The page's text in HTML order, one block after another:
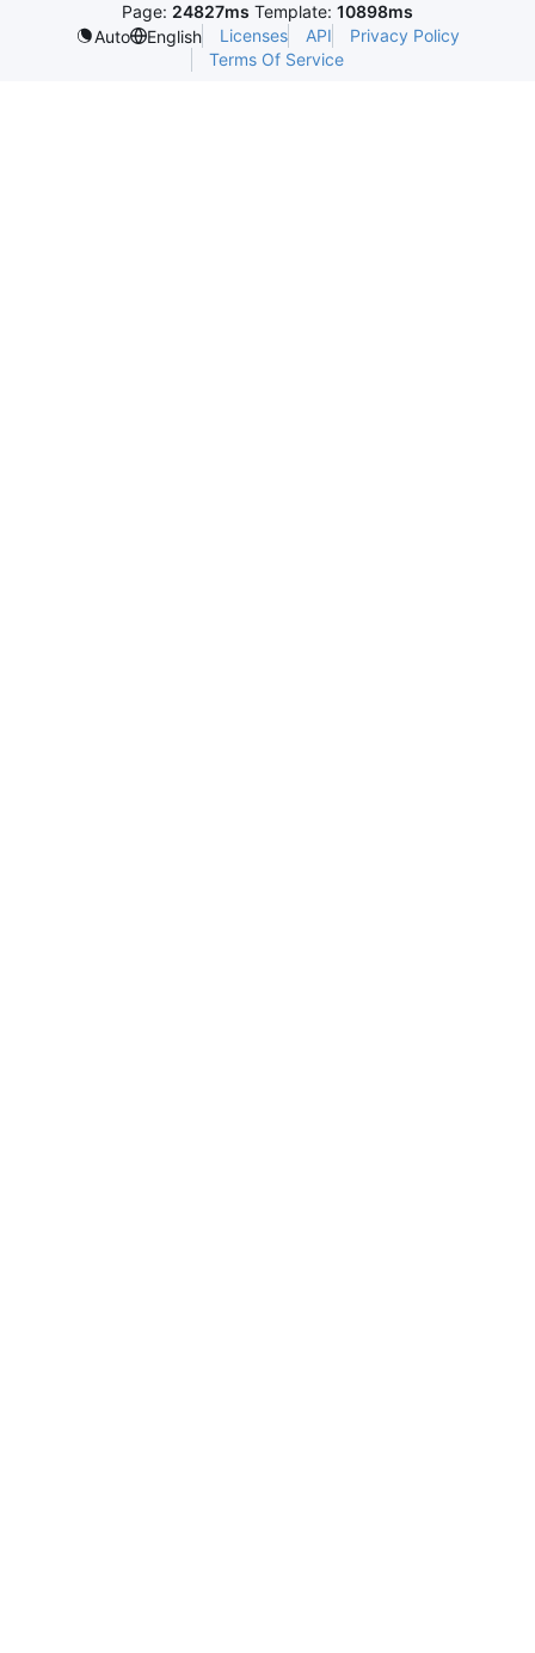
Page: 24827ms Template: 10898ms
Auto
English Licenses API
Privacy Policy
Terms Of Service